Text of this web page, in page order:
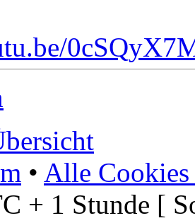
• Alle Cookies
+ 1 Stunde [